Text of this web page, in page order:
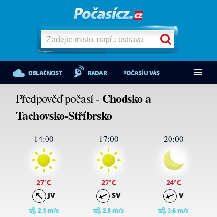
OBLAČNOST RADAR POČASÍ U VÁS
Předpověď počasí - Chodsko a
Tachovsko-Stříbrsko
14:00
27°C
JV
2.1 m/s
17:00
27°C
SV
2.8 m/s
20:00
24°C
V
3.6 m/s